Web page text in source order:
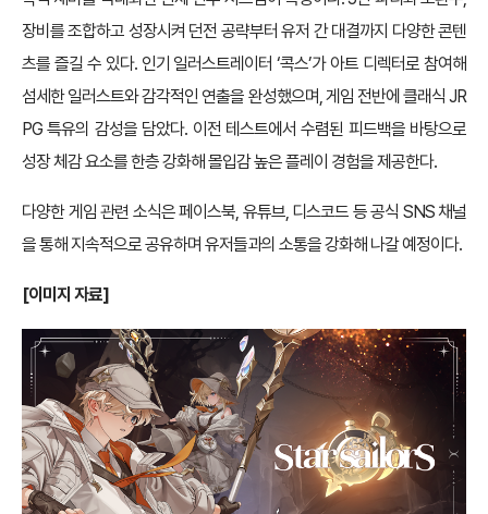
장비를 조합하고 성장시켜 던전 공략부터 유저 간 대결까지 다양한 콘텐
츠를 즐길 수 있다. 인기 일러스트레이터 ‘콕스’가 아트 디렉터로 참여해
섬세한 일러스트와 감각적인 연출을 완성했으며, 게임 전반에 클래식 JR
PG 특유의 감성을 담았다. 이전 테스트에서 수렴된 피드백을 바탕으로
성장 체감 요소를 한층 강화해 몰입감 높은 플레이 경험을 제공한다.
다양한 게임 관련 소식은 페이스북, 유튜브, 디스코드 등 공식 SNS 채널
을 통해 지속적으로 공유하며 유저들과의 소통을 강화해 나갈 예정이다.
[이미지 자료]